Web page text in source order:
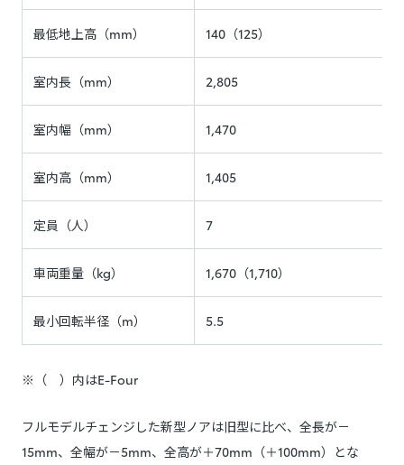
最低地上高（mm） 140（125）
室内長（mm） 2,805
室内幅（mm） 1,470
室内高（mm） 1,405
定員（人） 7
車両重量（kg） 1,670（1,710）
最小回転半径（m） 5.5
※（ ）内はE-Four
フルモデルチェンジした新型ノアは旧型に比べ、全長が－
15mm、全幅が－5mm、全高が＋70mm（＋100mm）とな